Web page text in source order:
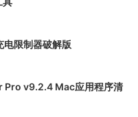
限制器破解版
v9.2.4 Mac应用程序清